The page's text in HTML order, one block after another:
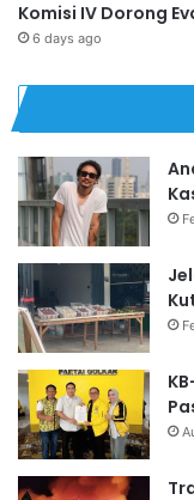
Komisi IV Dorong
6 days ago